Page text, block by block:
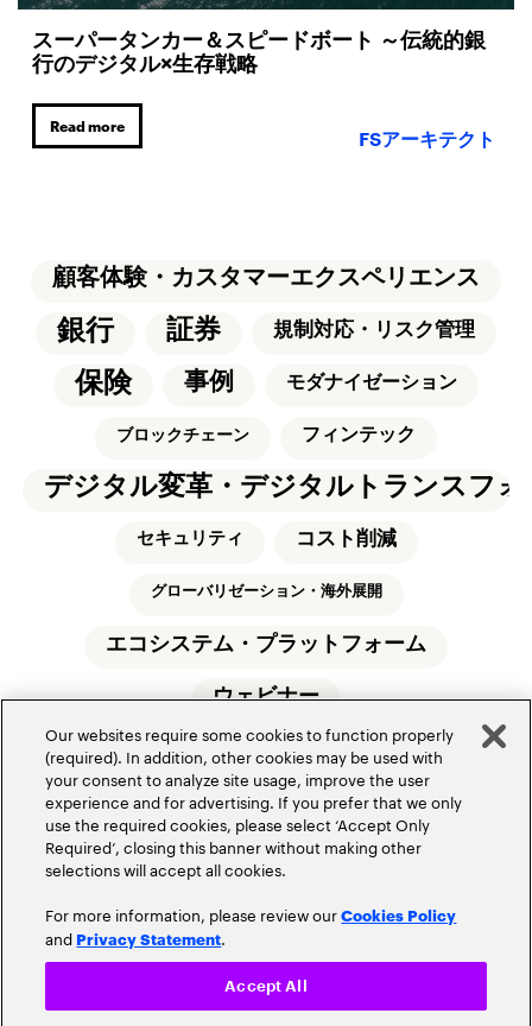
スーパータンカー＆スピードボート ～伝統的銀
行のデジタル×生存戦略
Read more
FSアーキテクト
顧客体験・カスタマーエクスペリエンス
銀行 証券 規制対応・リスク管理
保険 事例 モダナイゼーション
ブロックチェーン フィンテック
デジタル変革・デジタルトランスフ
セキュリティ コスト削減
グローバリゼーション・海外展開
エコシステム・プラットフォーム
ウェビナー
アクセンチュアについて
サイトマップ
お問い合わせ
アクセンチュアのオフィス所在地
情報セキュリティ基本方針
使用条項
プライバシーポリシー
アクセシビリティステートメント
採用案内
Our websites require some cookies to function properly
(required). In addition, other cookies may be used with
your consent to analyze site usage, improve the user
experience and for advertising. If you prefer that we only
use the required cookies, please select ‘Accept Only
Required’, closing this banner without making other
selections will accept all cookies.
For more information, please review ourCookies Policy
and Privacy Statement.
Accept All